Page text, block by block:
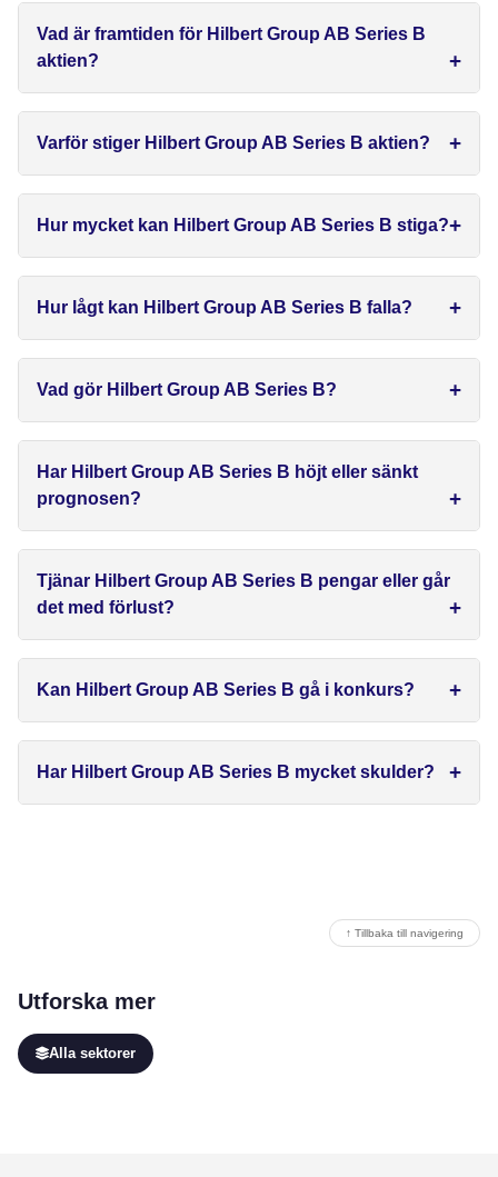
Vad är framtiden för Hilbert Group AB Series B
aktien?
Varför stiger Hilbert Group AB Series B aktien?
Hur mycket kan Hilbert Group AB Series B stiga?
Hur lågt kan Hilbert Group AB Series B falla?
Vad gör Hilbert Group AB Series B?
Har Hilbert Group AB Series B höjt eller sänkt
prognosen?
Tjänar Hilbert Group AB Series B pengar eller går
det med förlust?
Kan Hilbert Group AB Series B gå i konkurs?
Har Hilbert Group AB Series B mycket skulder?
↑ Tillbaka till navigering
Utforska mer
Alla sektorer